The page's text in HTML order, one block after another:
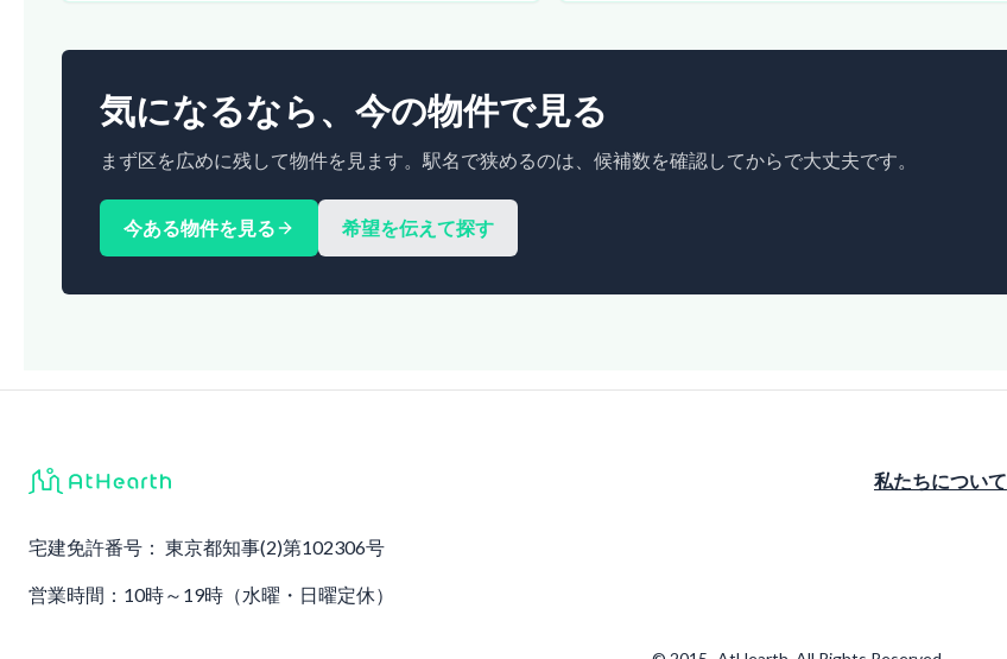
気になるなら、今の物件で見る
まず区を広めに残して物件を見ます。駅名で狭めるのは、候補数を確認してからで大丈夫です。
今ある物件を見る 希望を伝えて探す
私たちについて
宅建免許番号： 東京都知事(2)第102306号
営業時間：10時～19時（水曜・日曜定休）